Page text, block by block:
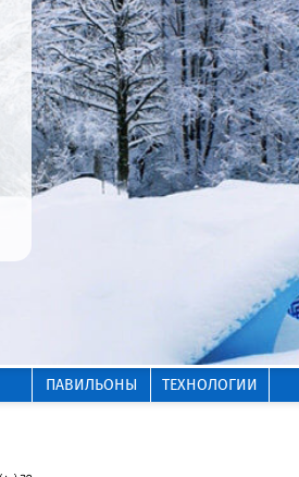
ПАВИЛЬОНЫ ТЕХНОЛОГИИ